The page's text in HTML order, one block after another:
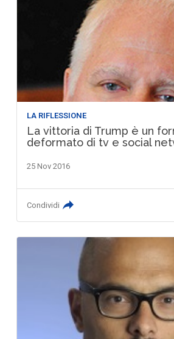
LA RIFLESSIONE
La vittoria di Trump è un
deformato di tv e social
25 Nov 2016
Condividi